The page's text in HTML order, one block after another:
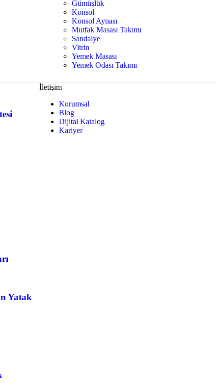
Gümüşlük
Konsol
Konsol Aynası
Mutfak Masası Takımı
Sandalye
Vitrin
Yemek Masası
Yemek Odası Takımı
Yatak
İletişim
Kurumsal
Blog
Dijital Katalog
Kariyer